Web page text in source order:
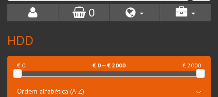
0
HDD
€ 0 € 2000
€ 0 — € 2000